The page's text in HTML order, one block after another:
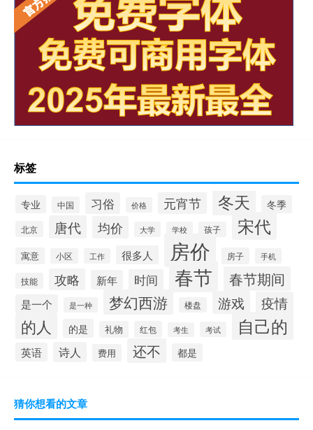
标签
专业 中国 习俗 价格 元宵节 冬天 冬季
北京 唐代 均价 大学 学校 孩子 宋代
寓意 小区 工作 很多人 房价 房子 手机
技能 攻略 新年 时间 春节 春节期间
是一个 是一种 梦幻西游 楼盘 游戏 疫情
的人 的是 礼物 红包 考生 考试 自己的
英语 诗人 费用 还不 都是
猜你想看的文章